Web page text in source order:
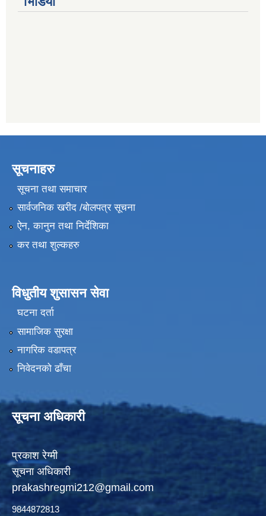
सूचनाहरु
सूचना तथा समाचार
सार्वजनिक खरीद /बोलपत्र सूचना
ऐन, कानुन तथा निर्देशिका
कर तथा शुल्कहरु
विधुतीय शुसासन सेवा
घटना दर्ता
सामाजिक सुरक्षा
नागरिक वडापत्र
निवेदनको ढाँचा
सूचना अधिकारी
प्रकाश रेग्मी
सूचना अधिकारी
prakashregmi212@gmail.com
9844872813